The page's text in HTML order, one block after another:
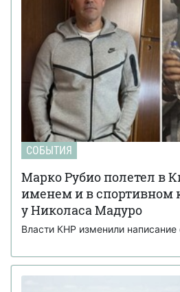
СОБЫТИЯ
Марко Рубио полетел в
именем и в спортивном
у Николаса Мадуро
Власти КНР изменили